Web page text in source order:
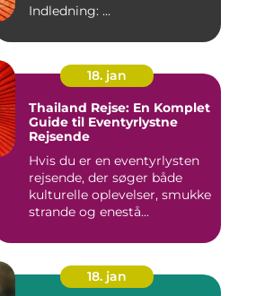
Indledning: ...
18. jan
Thailand Rejse: En Komplet
Guide til Eventyrlystne
Rejsende
Hvis du er en eventyrlysten
rejsende, der søger både
kulturelle oplevelser, smukke
strande og enestå...
18. jan